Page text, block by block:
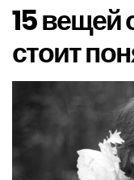
15 вещей
стоит